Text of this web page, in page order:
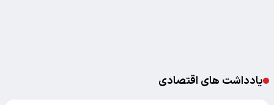
یادداشت های اقتصادی